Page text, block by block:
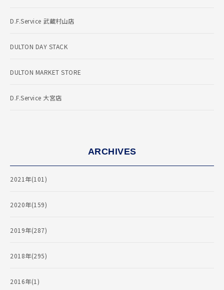
D.F.Service 武蔵村山店
DULTON DAY STACK
DULTON MARKET STORE
D.F.Service 大宮店
ARCHIVES
2021年(101)
2020年(159)
2019年(287)
2018年(295)
2016年(1)